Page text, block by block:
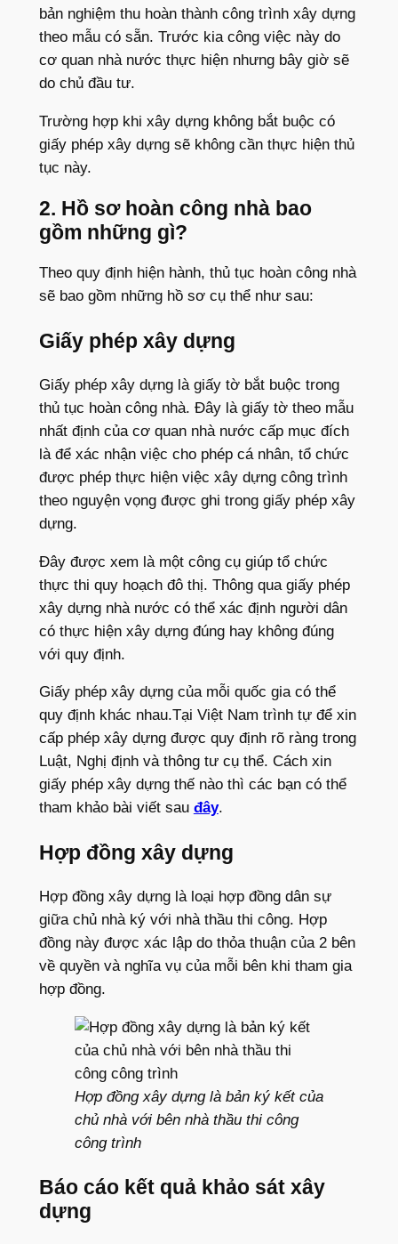
bản nghiệm thu hoàn thành công trình xây dựng
theo mẫu có sẵn. Trước kia công việc này do
cơ quan nhà nước thực hiện nhưng bây giờ sẽ
do chủ đầu tư.
Trường hợp khi xây dựng không bắt buộc có
giấy phép xây dựng sẽ không cần thực hiện thủ
tục này.
2. Hồ sơ hoàn công nhà bao
gồm những gì?
Theo quy định hiện hành, thủ tục hoàn công nhà
sẽ bao gồm những hồ sơ cụ thể như sau:
Giấy phép xây dựng
Giấy phép xây dựng là giấy tờ bắt buộc trong
thủ tục hoàn công nhà. Đây là giấy tờ theo mẫu
nhất định của cơ quan nhà nước cấp mục đích
là để xác nhận việc cho phép cá nhân, tổ chức
được phép thực hiện việc xây dựng công trình
theo nguyện vọng được ghi trong giấy phép xây
dựng.
Đây được xem là một công cụ giúp tổ chức
thực thi quy hoạch đô thị. Thông qua giấy phép
xây dựng nhà nước có thể xác định người dân
có thực hiện xây dựng đúng hay không đúng
với quy định.
Giấy phép xây dựng của mỗi quốc gia có thể
quy định khác nhau.Tại Việt Nam trình tự để xin
cấp phép xây dựng được quy định rõ ràng trong
Luật, Nghị định và thông tư cụ thể. Cách xin
giấy phép xây dựng thế nào thì các bạn có thể
tham khảo bài viết sau đây.
Hợp đồng xây dựng
Hợp đồng xây dựng là loại hợp đồng dân sự
giữa chủ nhà ký với nhà thầu thi công. Hợp
đồng này được xác lập do thỏa thuận của 2 bên
về quyền và nghĩa vụ của mỗi bên khi tham gia
hợp đồng.
Hợp đồng xây dựng là bản ký kết của
chủ nhà với bên nhà thầu thi công
công trình
Báo cáo kết quả khảo sát xây
dựng